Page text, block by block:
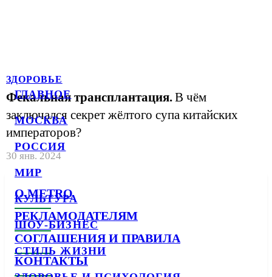
ГЛАВНОЕ
МОСКВА
РОССИЯ
МИР
КУЛЬТУРА
ШОУ-БИЗНЕС
СТИЛЬ ЖИЗНИ
ЗДОРОВЬЕ
Фекальная трансплантация.В чём
заключался секрет жёлтого супа китайских
императоров?
30 янв. 2024
О METRO
РЕКЛАМОДАТЕЛЯМ
СОГЛАШЕНИЯ И ПРАВИЛА
КОНТАКТЫ